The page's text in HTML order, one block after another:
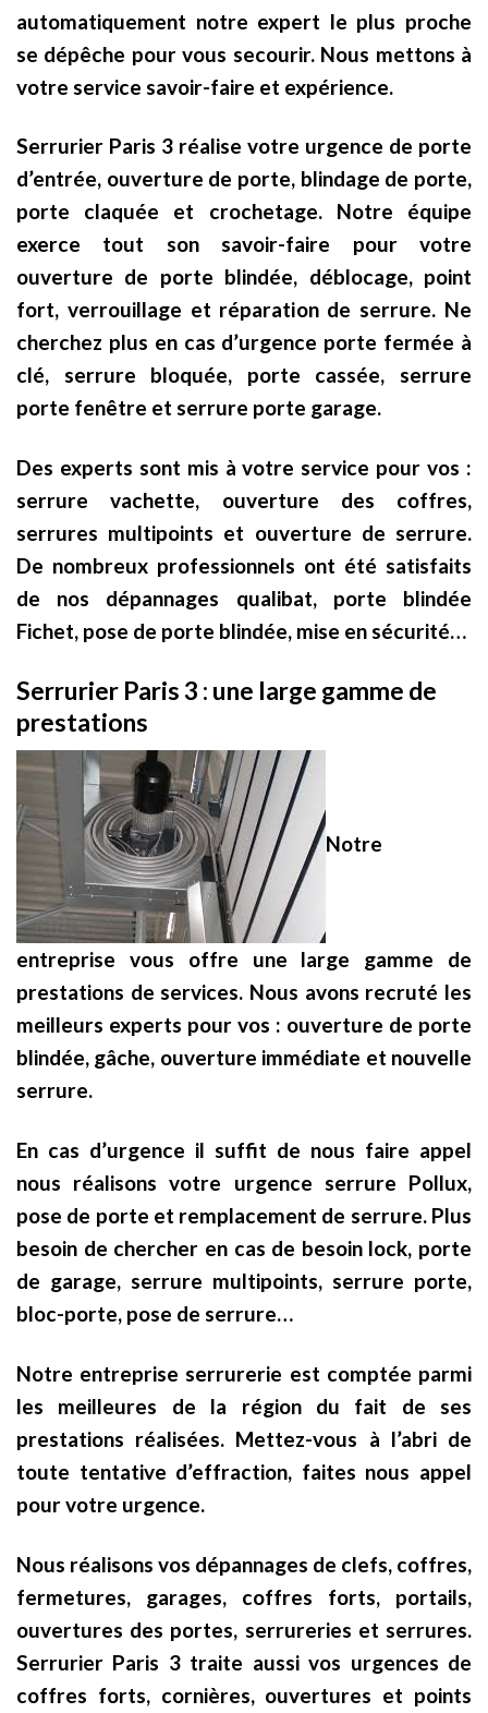
automatiquement notre expert le plus proche
se dépêche pour vous secourir. Nous mettons à
votre service savoir-faire et expérience.
Serrurier Paris 3 réalise votre urgence de porte
d’entrée, ouverture de porte, blindage de porte,
porte claquée et crochetage. Notre équipe
exerce tout son savoir-faire pour votre
ouverture de porte blindée, déblocage, point
fort, verrouillage et réparation de serrure. Ne
cherchez plus en cas d’urgence porte fermée à
clé, serrure bloquée, porte cassée, serrure
porte fenêtre et serrure porte garage.
Des experts sont mis à votre service pour vos :
serrure vachette, ouverture des coffres,
serrures multipoints et ouverture de serrure.
De nombreux professionnels ont été satisfaits
de nos dépannages qualibat, porte blindée
Fichet, pose de porte blindée, mise en sécurité…
Serrurier Paris 3 : une large gamme de
prestations
Notre
entreprise vous offre une large gamme de
prestations de services. Nous avons recruté les
meilleurs experts pour vos : ouverture de porte
blindée, gâche, ouverture immédiate et nouvelle
serrure.
En cas d’urgence il suffit de nous faire appel
nous réalisons votre urgence serrure Pollux,
pose de porte et remplacement de serrure. Plus
besoin de chercher en cas de besoin lock, porte
de garage, serrure multipoints, serrure porte,
bloc-porte, pose de serrure…
Notre entreprise serrurerie est comptée parmi
les meilleures de la région du fait de ses
prestations réalisées. Mettez-vous à l’abri de
toute tentative d’effraction, faites nous appel
pour votre urgence.
Nous réalisons vos dépannages de clefs, coffres,
fermetures, garages, coffres forts, portails,
ouvertures des portes, serrureries et serrures.
Serrurier Paris 3 traite aussi vos urgences de
coffres forts, cornières, ouvertures et points